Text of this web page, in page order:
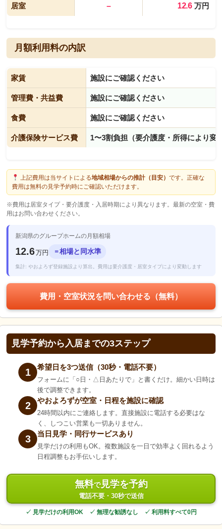
居室 – 12.6万円
月額利用料の内訳
家賃 施設にご確認ください
管理費・共益費 施設にご確認ください
食費 施設にご確認ください
介護保険サービス費 1〜3割負担（要介護度・所得により変
上記費用は当サイトによる地域相場からの推計（目安） です。正確な
費用は無料の見学予約時にご確認いただけます。
※費用は居室タイプ・要介護度・入居時期により異なります。最新の空室・費
用はお問い合わせください。
新潟県のグループホームの月額相場
12.6万円 ＝相場と同水準
集計: やおよろず登録施設より算出。費用は要介護度・居室タイプにより変動します
費用・空室状況を問い合わせる（無料）
見学予約から入居までの3ステップ
1 希望日を3つ送信（30秒・電話不要）
フォームに「○日・△日あたりで」と書くだけ。細かい日時は
後で調整できます。
2 やおよろずが空室・日程を施設に確認
24時間以内にご連絡します。直接施設に電話する必要はな
く、しつこい営業も一切ありません。
3 当日見学・同行サービスあり
見学だけの利用もOK。複数施設を一日で効率よく回れるよう
日程調整もお手伝いします。
無料で見学を予約
電話不要・30秒で送信
✓ 見学だけの利用OK ✓ 無理な勧誘なし ✓ 利用料すべて0円